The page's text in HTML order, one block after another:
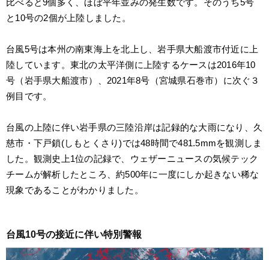
比べると9個多く、ほぼ平年並みの発生数です。そのうち5号
と10号の2個が上陸しました。
台風5号は本州の南東海上を北上し、岩手県大船渡市付近に上
陸しています。東北の太平洋側に上陸するケースは2016年10
号（岩手県大船渡市）、2021年8号（宮城県石巻市）に次ぐ３
例目です。
台風の上陸に伴い岩手県の三陸沿岸は記録的な大雨になり、久
慈市・下戸鎖(しもとくさり)では48時間で481.5mmを観測しま
した。観測史上1位の記録で、ウェザーニュースの気候テック
チームが解析したところ、約500年に一度にしか起きない稀な
現象であることがわかりました。
台風10号の接近に伴い特別警報